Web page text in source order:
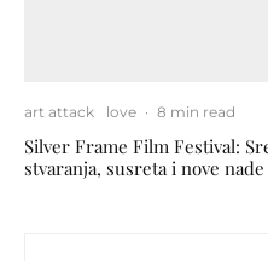
art attack love · 8 min read
Silver Frame Film Festival:
stvaranja, susreta i nove nade